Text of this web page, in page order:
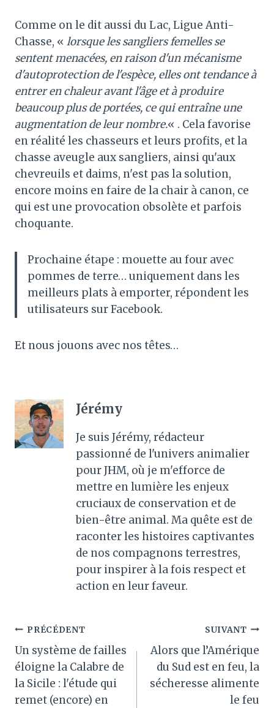
Comme on le dit aussi du Lac, Ligue Anti-
Chasse, « lorsque les sangliers femelles se
sentent menacées, en raison d'un mécanisme
d'autoprotection de l'espèce, elles ont tendance à
entrer en chaleur avant l'âge et à produire
beaucoup plus de portées, ce qui entraîne une
augmentation de leur nombre.« . Cela favorise
en réalité les chasseurs et leurs profits, et la
chasse aveugle aux sangliers, ainsi qu'aux
chevreuils et daims, n'est pas la solution,
encore moins en faire de la chair à canon, ce
qui est une provocation obsolète et parfois
choquante.
Prochaine étape : mouette au four avec
pommes de terre… uniquement dans les
meilleurs plats à emporter, répondent les
utilisateurs sur Facebook.
Et nous jouons avec nos têtes…
Jérémy
Je suis Jérémy, rédacteur
passionné de l'univers animalier
pour JHM, où je m'efforce de
mettre en lumière les enjeux
cruciaux de conservation et de
bien-être animal. Ma quête est de
raconter les histoires captivantes
de nos compagnons terrestres,
pour inspirer à la fois respect et
action en leur faveur.
Navigation
de
l’article
PRÉCÉDENT
Un système de failles
éloigne la Calabre de
la Sicile : l'étude qui
remet (encore) en
SUIVANT
Alors que l’Amérique
du Sud est en feu, la
sécheresse alimente
le feu